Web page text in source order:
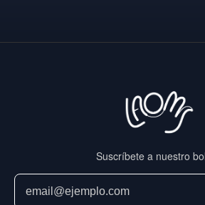
Suscríbete a nuestro